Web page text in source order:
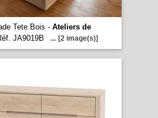
Tete Bois - Ateliers de
JA9019B ... [2 image(s)]